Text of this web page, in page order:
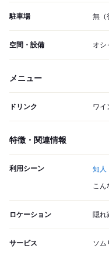
駐車場 無（
空間・設備 オシ
メニュー
ドリンク ワイ
特徴・関連情報
利用シーン 知人
こん
ロケーション 隠れ
サービス ソム